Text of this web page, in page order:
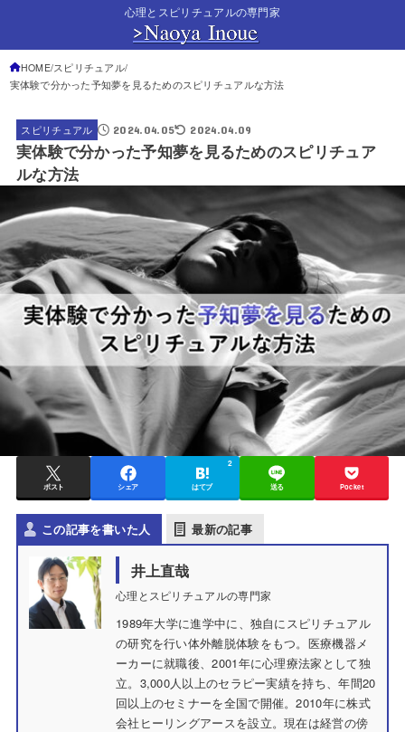
心理とスピリチュアルの専門家
HOME スピリチュアル
実体験で分かった予知夢を見るためのスピリチュアルな方法
スピリチュアル 2024.04.05 2024.04.09
実体験で分かった予知夢を見るためのスピリチュア
ルな方法
ポスト シェア はてブ
2
送る Pocket
この記事を書いた人 最新の記事
井上直哉
心理とスピリチュアルの専門家
1989年大学に進学中に、独自にスピリチュアル
の研究を行い体外離脱体験をもつ。医療機器メ
ーカーに就職後、2001年に心理療法家として独
立。3,000人以上のセラピー実績を持ち、年間20
回以上のセミナーを全国で開催。2010年に株式
会社ヒーリングアースを設立。現在は経営の傍